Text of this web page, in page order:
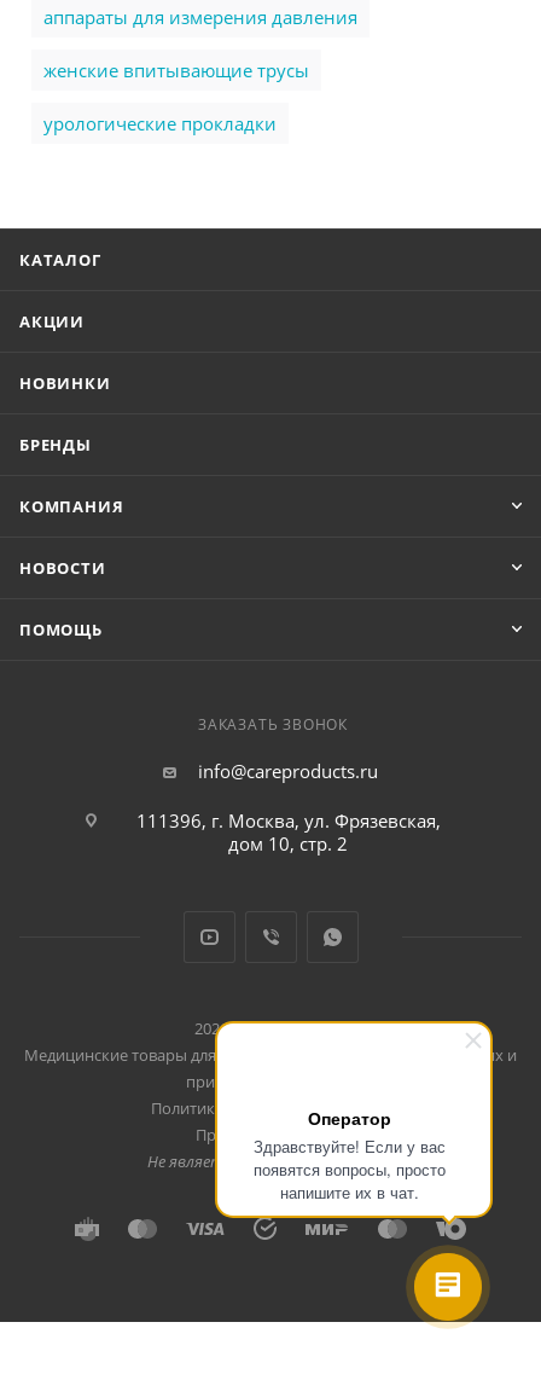
Оператор
Здравствуйте! Если у вас
появятся вопросы, просто
напишите их в чат.
аппараты для измерения давления
женские впитывающие трусы
урологические прокладки
КАТАЛОГ
АКЦИИ
НОВИНКИ
БРЕНДЫ
КОМПАНИЯ
НОВОСТИ
ПОМОЩЬ
ЗАКАЗАТЬ ЗВОНОК
info@careproducts.ru
111396, г. Москва, ул. Фрязевская,
дом 10, стр. 2
2026 © CareProducts
Медицинские товары для использования дома, в путешествиях и
при занятиях спортом
Политика конфеденциальности
Продвижение сайта
Не является публичной офертой